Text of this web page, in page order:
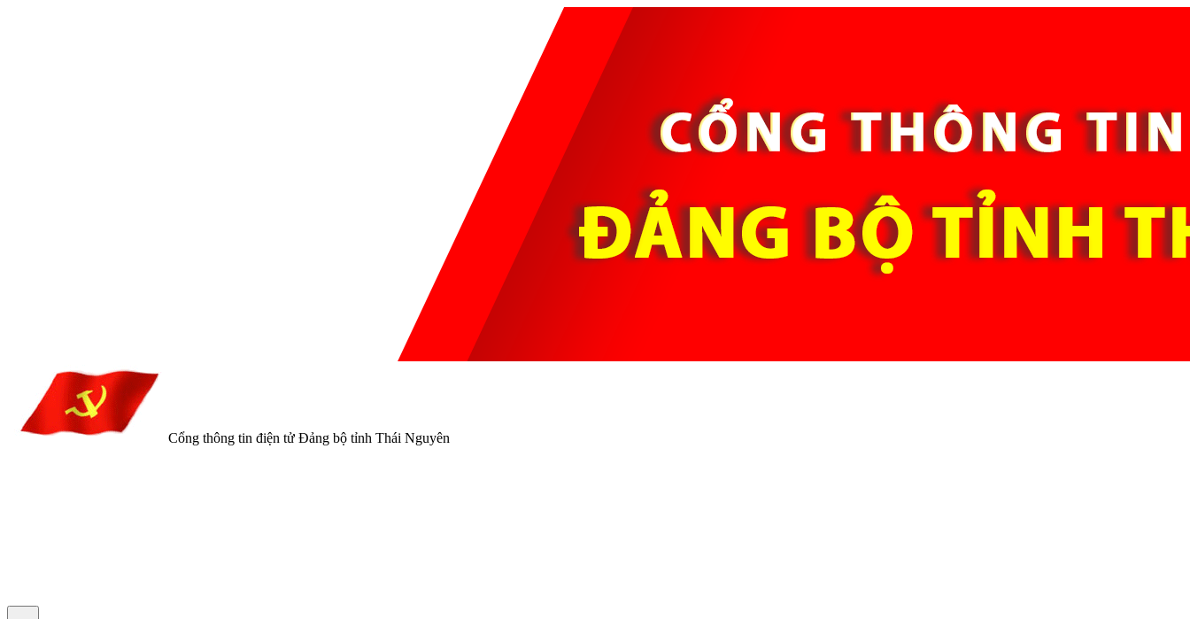
Cổng thông tin điện tử Đảng bộ tỉnh Thái Nguyên